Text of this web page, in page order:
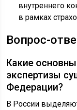
внутреннего
в рамках
Вопрос-
Какие
экспертизы
Федерации?
В России